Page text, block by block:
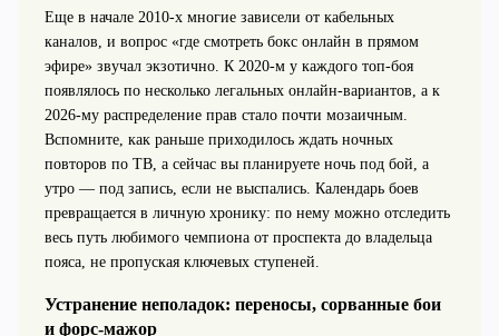
Еще в начале 2010‑х многие зависели от кабельных
каналов, и вопрос «где смотреть бокс онлайн в прямом
эфире» звучал экзотично. К 2020‑м у каждого топ‑боя
появлялось по несколько легальных онлайн‑вариантов, а к
2026‑му распределение прав стало почти мозаичным.
Вспомните, как раньше приходилось ждать ночных
повторов по ТВ, а сейчас вы планируете ночь под бой, а
утро — под запись, если не выспались. Календарь боев
превращается в личную хронику: по нему можно отследить
весь путь любимого чемпиона от проспекта до владельца
пояса, не пропуская ключевых ступеней.
Устранение неполадок: переносы, сорванные бои
и форс‑мажор